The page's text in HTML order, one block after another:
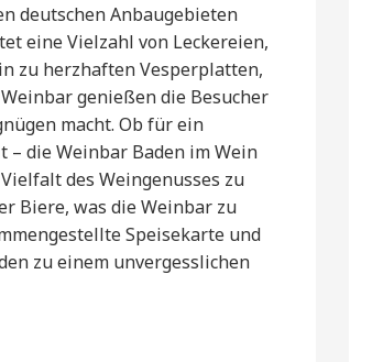
deutschen Anbaugebieten
eine Vielzahl von Leckereien,
zu herzhaften Vesperplatten,
genießen die Besucher
macht. Ob für ein
die Weinbar Baden im Wein
des Weingenusses zu
Biere, was die Weinbar zu
Speisekarte und
zu einem unvergesslichen